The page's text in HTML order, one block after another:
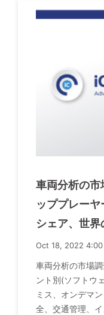
車両分析の市
ッププレーヤ
シェア、世
Oct 18, 2022 4:00
車両分析の市場
ント別(ソフトウ
ミス、オンデマ
全、交通管理、